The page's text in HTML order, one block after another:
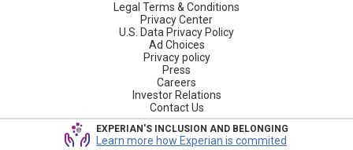
Legal Terms & Conditions
Privacy Center
U.S. Data Privacy Policy
Ad Choices
Privacy policy
Press
Careers
Investor Relations
Contact Us
EXPERIAN'S INCLUSION AND BELONGING
Learn more how Experian is commited